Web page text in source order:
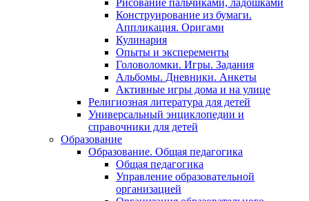
Рисование пальчиками, ладошками
Конструирование из бумаги.
Аппликация. Оригами
Кулинария
Опыты и эксперементы
Головоломки. Игры. Задания
Альбомы. Дневники. Анкеты
Активные игры дома и на улице
Религиозная литература для детей
Универсальный энциклопедии и
справочники для детей
Образование
Образование. Общая педагогика
Общая педагогика
Управление образовательной
организацией